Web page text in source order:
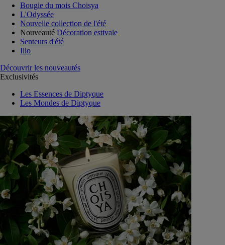
Bougie du mois Choisya
L'Odyssée
Nouvelle collection de l'été
Nouveauté Décoration estivale
Senteurs d'été
Ilio
Découvrir les nouveautés
Exclusivités
Les Essences de Diptyque
Les Mondes de Diptyque